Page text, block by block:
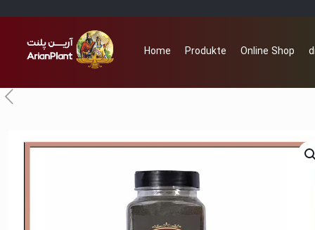
Home Produkte Online Shop